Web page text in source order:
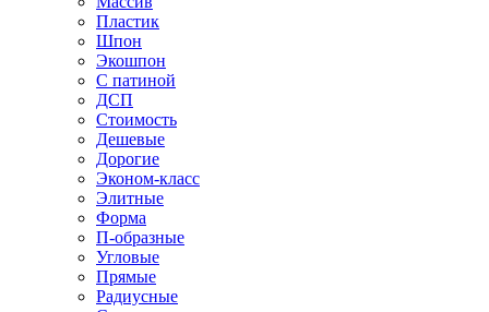
Пластик
Шпон
Экошпон
С патиной
ДСП
Стоимость
Дешевые
Дорогие
Эконом-класс
Элитные
Форма
П-образные
Угловые
Прямые
Радиусные